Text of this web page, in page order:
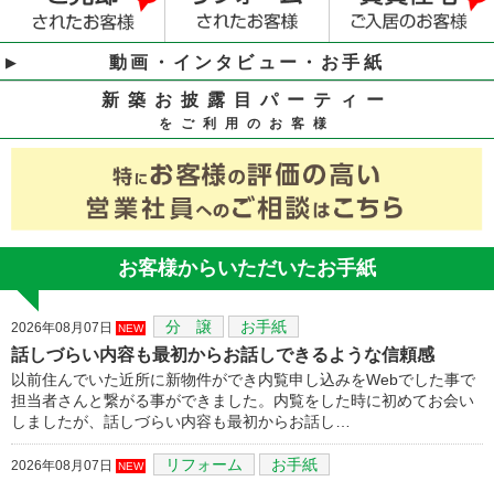
動画・インタビュー・お手紙
新築お披露目パーティー
をご利用のお客様
お客様からいただいたお手紙
2026年08月07日 NEW 分 譲 お手紙
話しづらい内容も最初からお話しできるような信頼感
以前住んでいた近所に新物件ができ内覧申し込みをWebでした事で
担当者さんと繋がる事ができました。内覧をした時に初めてお会い
しましたが、話しづらい内容も最初からお話し…
2026年08月07日 NEW リフォーム お手紙